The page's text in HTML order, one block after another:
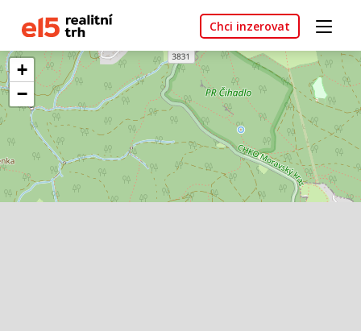
Chci inzerovat
+
−